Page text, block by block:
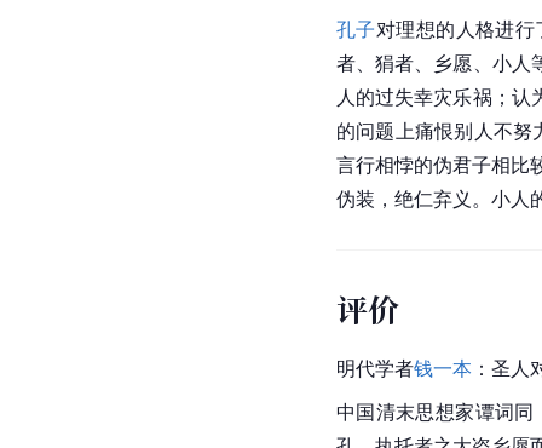
孔子对理想的人格进
者、狷者、乡愿、小人
人的过失幸灾乐祸；
的问题上痛恨别人不
言行相悖的伪君子相比
伪装，绝仁弃义。小人
评价
明代学者钱一本 ：圣
中国清末思想家谭词